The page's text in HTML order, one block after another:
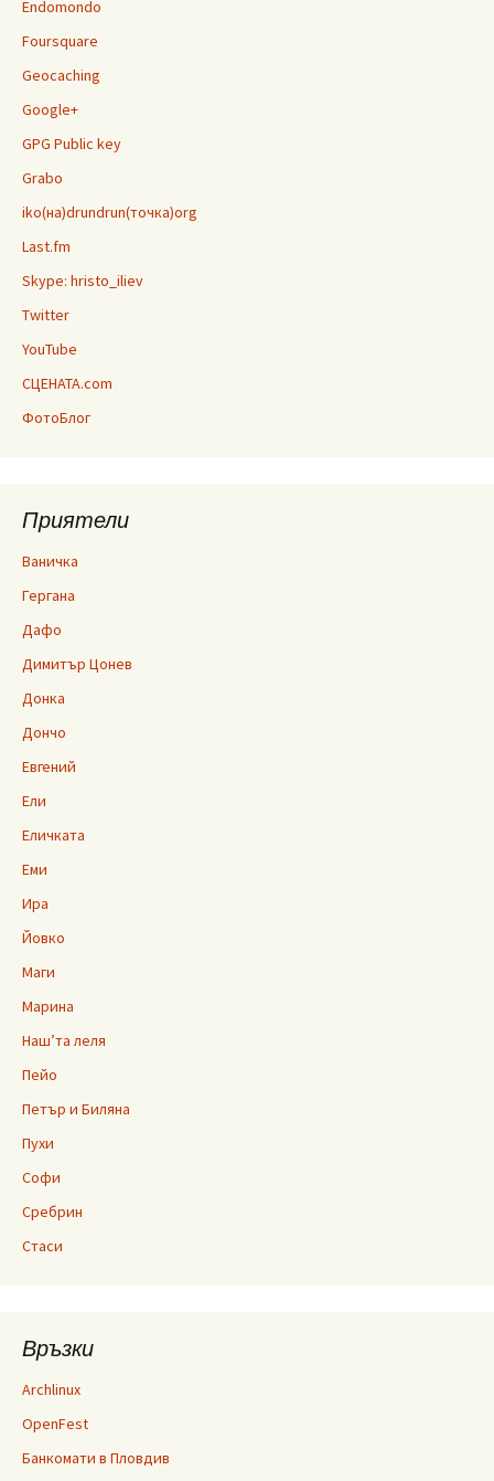
Endomondo
Foursquare
Geocaching
Google+
GPG Public key
Grabo
iko(на)drundrun(точка)org
Last.fm
Skype: hristo_iliev
Twitter
YouTube
СЦЕНАТА.com
ФотоБлог
Приятели
Ваничка
Гергана
Дафо
Димитър Цонев
Донка
Дончо
Евгений
Ели
Еличката
Еми
Ира
Йовко
Маги
Марина
Наш’та леля
Пейо
Петър и Биляна
Пухи
Софи
Сребрин
Стаси
Връзки
Archlinux
OpenFest
Банкомати в Пловдив